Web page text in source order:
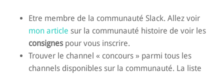
Etre membre de la communauté Slack. Allez voir
mon article sur la communauté histoire de voir les
consignespour vous inscrire.
Trouver le channel « concours » parmi tous les
channels disponibles sur la communauté. La liste